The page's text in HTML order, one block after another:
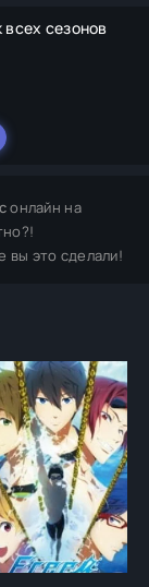
сезонов
онлайн на
вы это сделали!